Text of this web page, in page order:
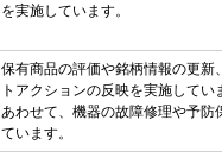
を実施しています。
保有商品の評価や銘柄情報の更新
トアクションの反映を実施してい
あわせて、機器の故障修理や予防
ています。